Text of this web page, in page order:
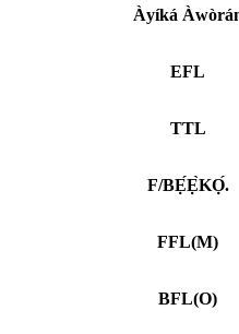
Àyíká
EFL
TTL
F/BẸ́Ẹ̀KỌ́.
FFL(M)
BFL(O)